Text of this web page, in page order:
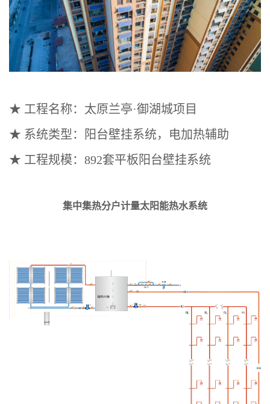
★ 工程名称：太原兰亭·御湖城项目
★ 系统类型：阳台壁挂系统，电加热辅助
★ 工程规模：892套平板阳台壁挂系统
集中集热分户计量太阳能热水系统